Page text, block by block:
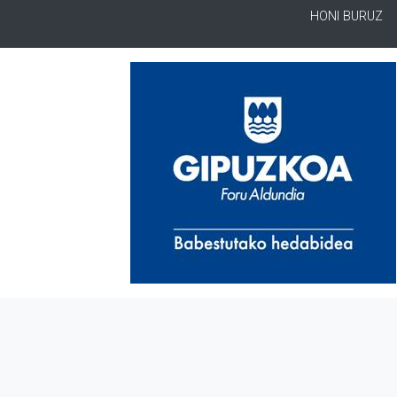
HONI BURUZ